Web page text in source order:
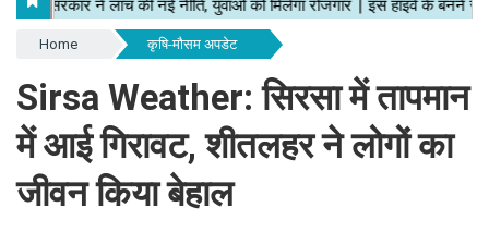
Home कृषि-मौसम अपडेट
Sirsa Weather: सिरसा में तापमान
में आई गिरावट, शीतलहर ने लोगों का
जीवन किया बेहाल